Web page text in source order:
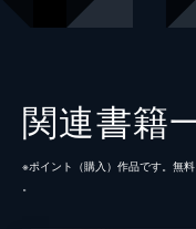
関連書籍
※ポイント（購⼊）作品です。無